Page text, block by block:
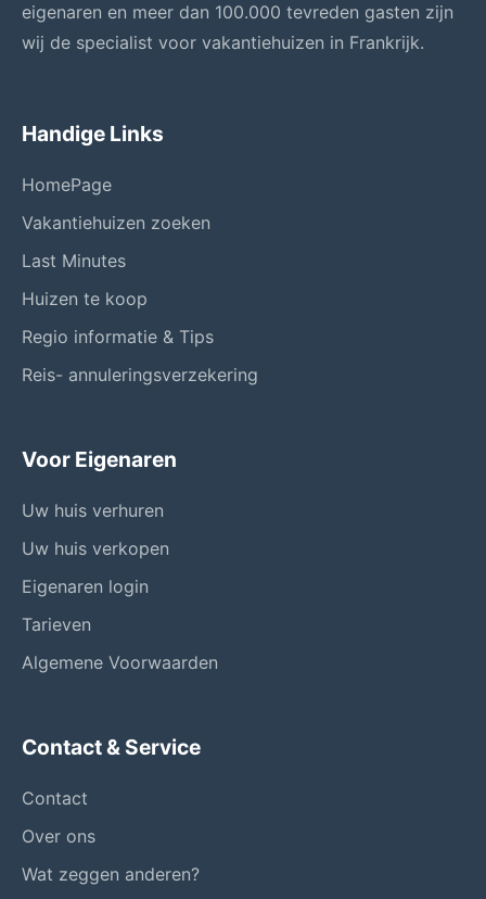
eigenaren en meer dan 100.000 tevreden gasten zijn
wij de specialist voor vakantiehuizen in Frankrijk.
Handige Links
HomePage
Vakantiehuizen zoeken
Last Minutes
Huizen te koop
Regio informatie & Tips
Reis- annuleringsverzekering
Voor Eigenaren
Uw huis verhuren
Uw huis verkopen
Eigenaren login
Tarieven
Algemene Voorwaarden
Contact & Service
Contact
Over ons
Wat zeggen anderen?